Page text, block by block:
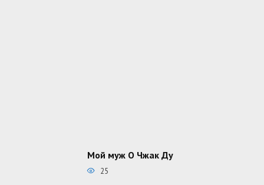
Мой муж О Чжак Ду
25